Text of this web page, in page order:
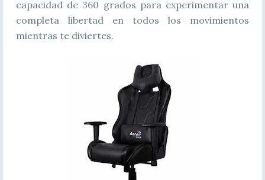
capacidad de 360 grados para experimentar una
completa libertad en todos los movimientos
mientras te diviertes.